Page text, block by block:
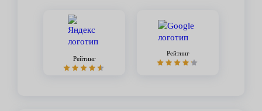
Рейтинг
Рейтинг